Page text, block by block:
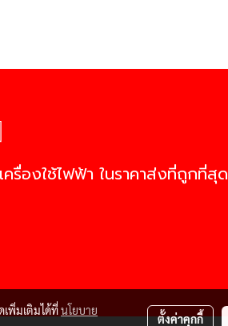
องใช้ไฟฟ้า ในราคาส่งที่ถูกที่สุด
เพิ่มเติมได้ที่นโยบาย
ตั้งค่าคุกกี้